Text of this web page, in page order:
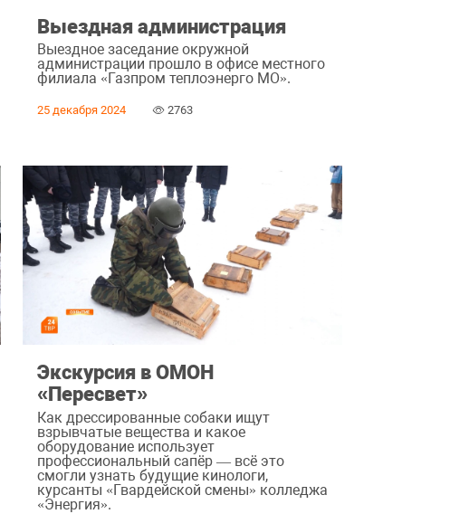
Выездная администрация
Выездное заседание окружной
администрации прошло в офисе местного
филиала «Газпром теплоэнерго МО».
25 декабря 2024 2763
Экскурсия в ОМОН
«Пересвет»
Как дрессированные собаки ищут
взрывчатые вещества и какое
оборудование использует
профессиональный сапёр — всё это
смогли узнать будущие кинологи,
курсанты «Гвардейской смены» колледжа
«Энергия».